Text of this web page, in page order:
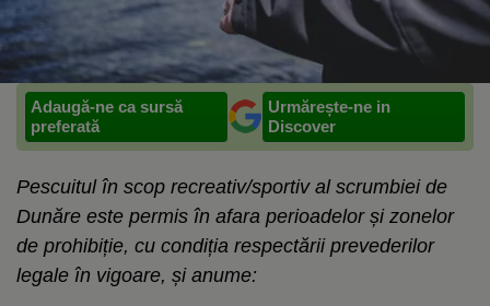
Adaugă-ne ca sursă
preferată
Urmărește-ne in
Discover
Pescuitul în scop recreativ/sportiv al scrumbiei de
Dunăre este permis în afara perioadelor și zonelor
de prohibiție, cu condiția respectării prevederilor
legale în vigoare, și anume: